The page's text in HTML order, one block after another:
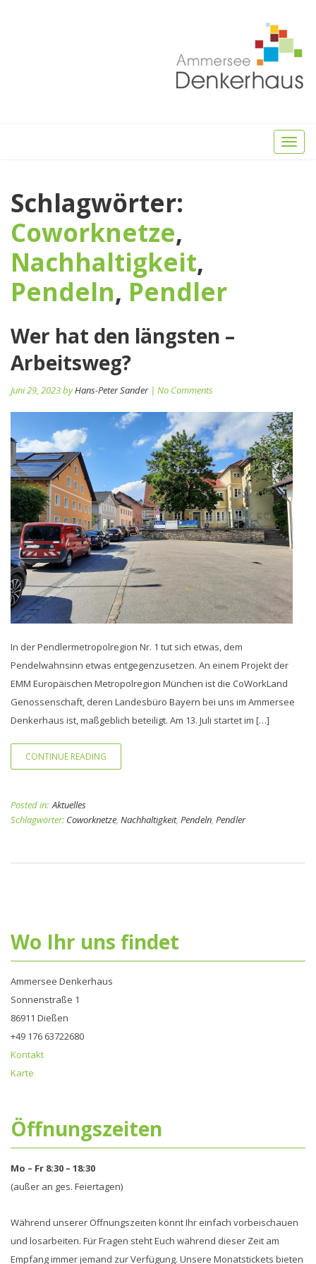
Toggle
Schlagwörter:
Coworknetze,
Nachhaltigkeit,
Pendeln, Pendler
Wer hat den längsten –
Arbeitsweg?
Juni 29, 2023 byHans-Peter Sander| No Comments
In der Pendlermetropolregion Nr. 1 tut sich etwas, dem
Pendelwahnsinn etwas entgegenzusetzen. An einem Projekt der
EMM Europäischen Metropolregion München ist die CoWorkLand
Genossenschaft, deren Landesbüro Bayern bei uns im Ammersee
Denkerhaus ist, maßgeblich beteiligt. Am 13. Juli startet im […]
CONTINUE READING
Posted in: Aktuelles
Schlagwörter: Coworknetze, Nachhaltigkeit, Pendeln, Pendler
Wo Ihr uns findet
Ammersee Denkerhaus
Sonnenstraße 1
86911 Dießen
+49 176 63722680‬
Kontakt
Karte
Öffnungszeiten
Mo – Fr 8:30 – 18:30
(außer an ges. Feiertagen)
Während unserer Öffnungszeiten könnt Ihr einfach vorbeischauen
und losarbeiten. Für Fragen steht Euch während dieser Zeit am
Empfang immer jemand zur Verfügung. Unsere Monatstickets bieten